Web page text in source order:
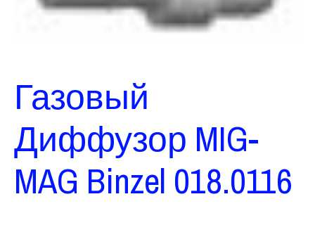
Газовый
Диффузор MIG-
MAG Binzel 018.0116